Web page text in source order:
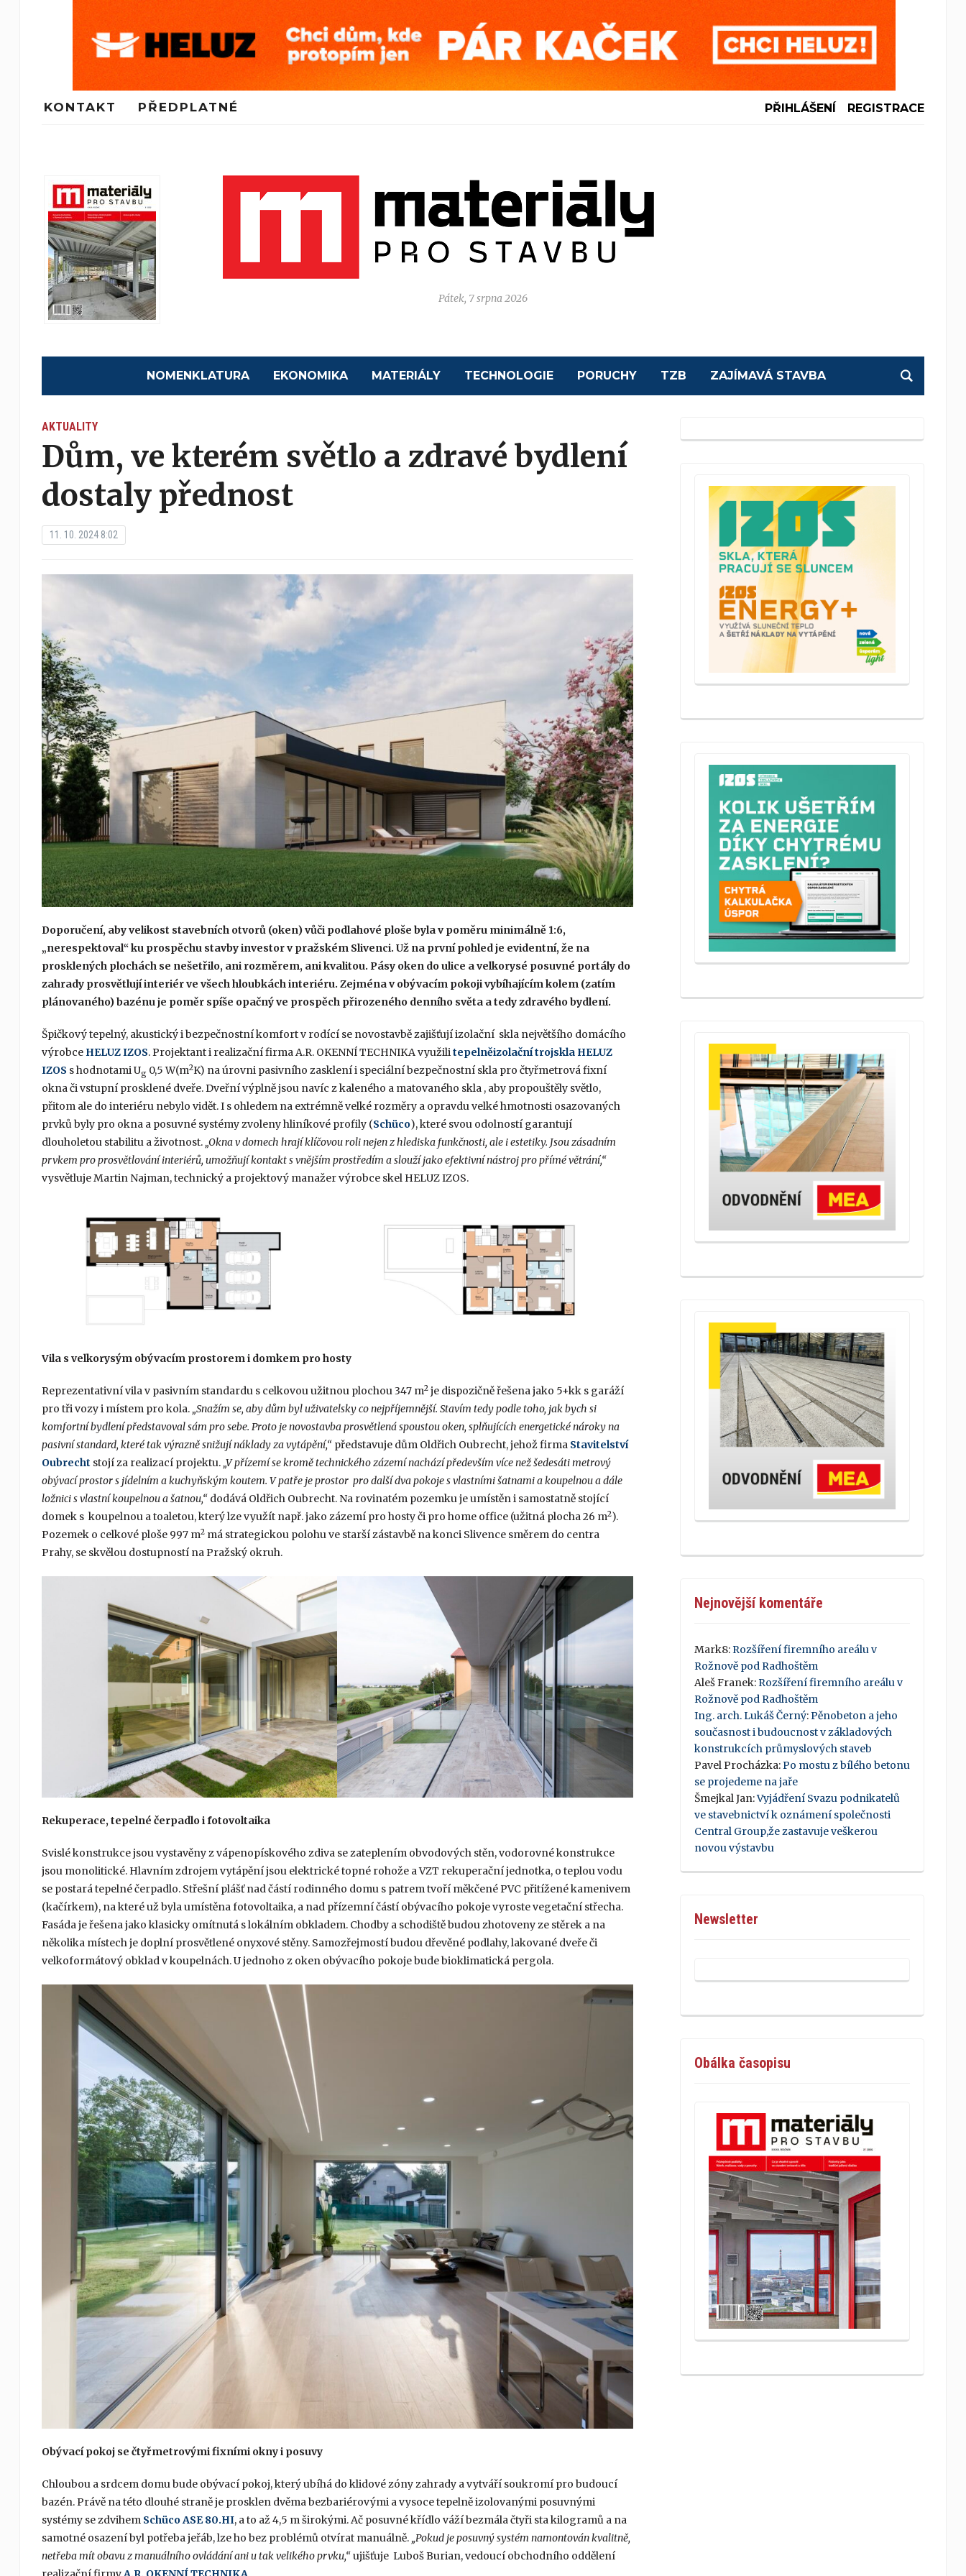
KONTAKT PŘEDPLATNÉ PŘIHLÁŠENÍ REGISTRACE
Pátek, 7 srpna 2026
NOMENKLATURA EKONOMIKA MATERIÁLY TECHNOLOGIE PORUCHY TZB ZAJÍMAVÁ STAVBA
AKTUALITY
Dům, ve kterém světlo a zdravé bydlení
dostaly přednost
11. 10. 2024 8:02
Doporučení, abyvelikost stavebních otvorů (oken) vůči podlahové ploše byla v poměru minimálně 1:6,
„nerespektoval“ ku prospěchu stavby investor v pražském Slivenci. Už na první pohled je evidentní, že na
prosklených plochách se nešetřilo, ani rozměrem, ani kvalitou. Pásy oken do ulice a velkorysé posuvné portály do
zahrady prosvětlují interiér ve všech hloubkách interiéru. Zejména v obývacím pokoji vybíhajícím kolem (zatím
plánovaného) bazénu je poměr spíše opačný ve prospěch přirozeného denního světa a tedy zdravého bydlení.
Špičkový tepelný, akustický i bezpečnostní komfort v rodící se novostavbě zajišťují izolační skla největšího domácího
výrobce HELUZ IZOS. Projektant i realizační firma A.R. OKENNÍ TECHNIKA využilitepelněizolační trojskla HELUZ
IZOS s hodnotami Ug0,5 W(m2K) na úrovni pasivního zasklení i speciální bezpečnostní skla pro čtyřmetrová fixní
okna či vstupní prosklené dveře. Dveřní výplně jsou navíc z kaleného a matovaného skla , aby propouštěly světlo,
přitom ale do interiéru nebylo vidět. I s ohledem na extrémně velké rozměry a opravdu velké hmotnosti osazovaných
prvků byly pro okna a posuvné systémy zvoleny hliníkové profily (Schüco), které svou odolností garantují
dlouholetou stabilitu a životnost. „Okna v domech hrají klíčovou roli nejen z hlediska funkčnosti, ale i estetiky. Jsou zásadním
prvkem pro prosvětlování interiérů, umožňují kontakt s vnějším prostředím a slouží jako efektivní nástroj pro přímé větrání,“
vysvětluje Martin Najman, technický a projektový manažer výrobce skel HELUZ IZOS.
Vila s velkorysým obývacím prostorem i domkem pro hosty
Reprezentativní vila v pasivním standardu s celkovou užitnou plochou 347 m2je dispozičně řešena jako 5+kk s garáží
pro tři vozy i místem pro kola. „Snažím se, aby dům byl uživatelsky co nejpříjemnější. Stavím tedy podle toho, jak bych si
komfortní bydlení představoval sám pro sebe. Proto je novostavba prosvětlená spoustou oken, splňujících energetické nároky na
pasivní standard, které tak výrazně snižují náklady za vytápění,“představuje dům Oldřich Oubrecht, jehož firma Stavitelství
Oubrecht stojí za realizací projektu. „V přízemí se kromě technického zázemí nachází především více než šedesáti metrový
obývací prostor s jídelním a kuchyňským koutem. V patře je prostor pro další dva pokoje s vlastními šatnami a koupelnou a dále
ložnici s vlastní koupelnou a šatnou,“ dodává Oldřich Oubrecht. Na rovinatém pozemku je umístěn i samostatně stojící
domek s koupelnou a toaletou, který lze využít např. jako zázemí pro hosty či pro home office (užitná plocha 26 m2).
Pozemek o celkové ploše 997 m2má strategickou polohu ve starší zástavbě na konci Slivence směrem do centra
Prahy, se skvělou dostupností na Pražský okruh.
Rekuperace, tepelné čerpadlo i fotovoltaika
Svislé konstrukce jsou vystavěny z vápenopískového zdiva se zateplením obvodových stěn, vodorovné konstrukce
jsou monolitické. Hlavním zdrojem vytápění jsou elektrické topné rohože a VZT rekuperační jednotka, o teplou vodu
se postará tepelné čerpadlo. Střešní plášť nad částí rodinného domu s patrem tvoří měkčené PVC přitížené kamenivem
(kačírkem), na které už byla umístěna fotovoltaika, a nad přízemní částí obývacího pokoje vyroste vegetační střecha.
Fasáda je řešena jako klasicky omítnutá s lokálním obkladem. Chodby a schodiště budou zhotoveny ze stěrek a na
několika místech je doplní prosvětlené onyxové stěny. Samozřejmostí budou dřevěné podlahy, lakované dveře či
velkoformátový obklad v koupelnách. U jednoho z oken obývacího pokoje bude bioklimatická pergola.
Obývací pokoj se čtyřmetrovými fixními oknyi posuvy
Chloubou a srdcem domu bude obývací pokoj, který ubíhá do klidové zóny zahrady a vytváří soukromí pro budoucí
bazén. Právě na této dlouhé straně je prosklen dvěma bezbariérovými a vysoce tepelně izolovanými posuvnými
systémy se zdvihem Schüco ASE 80.HI, a to až 4,5 m širokými. Ač posuvné křídlo váží bezmála čtyři sta kilogramů a na
samotné osazení byl potřeba jeřáb, lze ho bez problémů otvírat manuálně. „Pokud je posuvný systém namontován kvalitně,
netřeba mít obavu z manuálního ovládání ani u tak velikého prvku,“ujišťuje Luboš Burian, vedoucí obchodního oddělení
Nejnovější komentáře
Mark8:Rozšíření firemního areálu v
Rožnově pod Radhoštěm
Aleš Franek:Rozšíření firemního areálu v
Rožnově pod Radhoštěm
Ing. arch. Lukáš Černý:Pěnobeton a jeho
současnost i budoucnost v základových
konstrukcích průmyslových staveb
Pavel Procházka:Po mostu z bílého betonu
se projedeme na jaře
Šmejkal Jan:Vyjádření Svazu podnikatelů
ve stavebnictví k oznámení společnosti
Central Group,že zastavuje veškerou
novou výstavbu
Newsletter
Obálka časopisu